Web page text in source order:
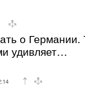
о Германии.
удивляет…